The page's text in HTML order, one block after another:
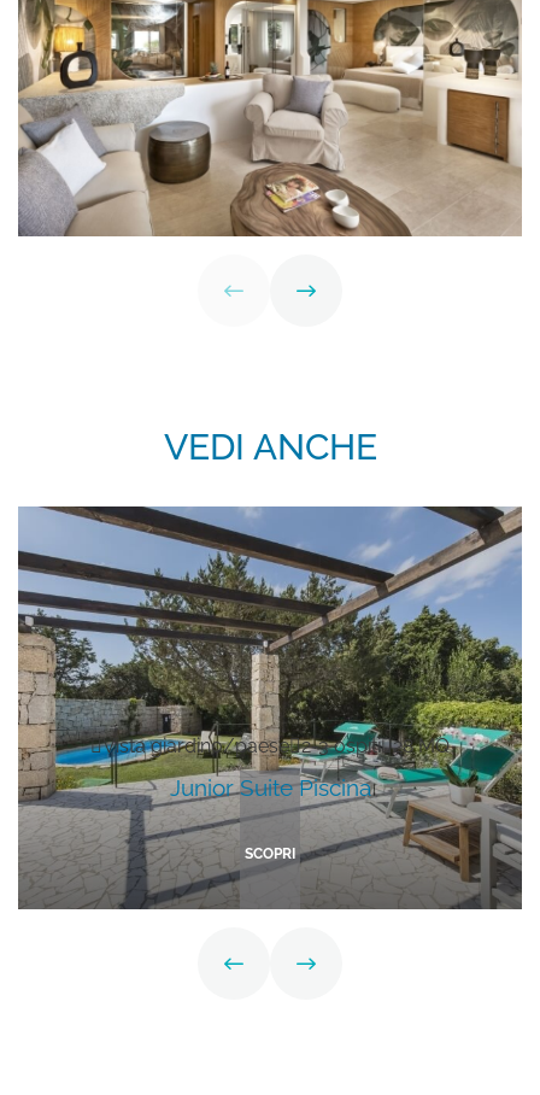
VEDI ANCHE
Vista giardino/paese 2-3 ospiti 28 MQ
Junior Suite Piscina
SCOPRI